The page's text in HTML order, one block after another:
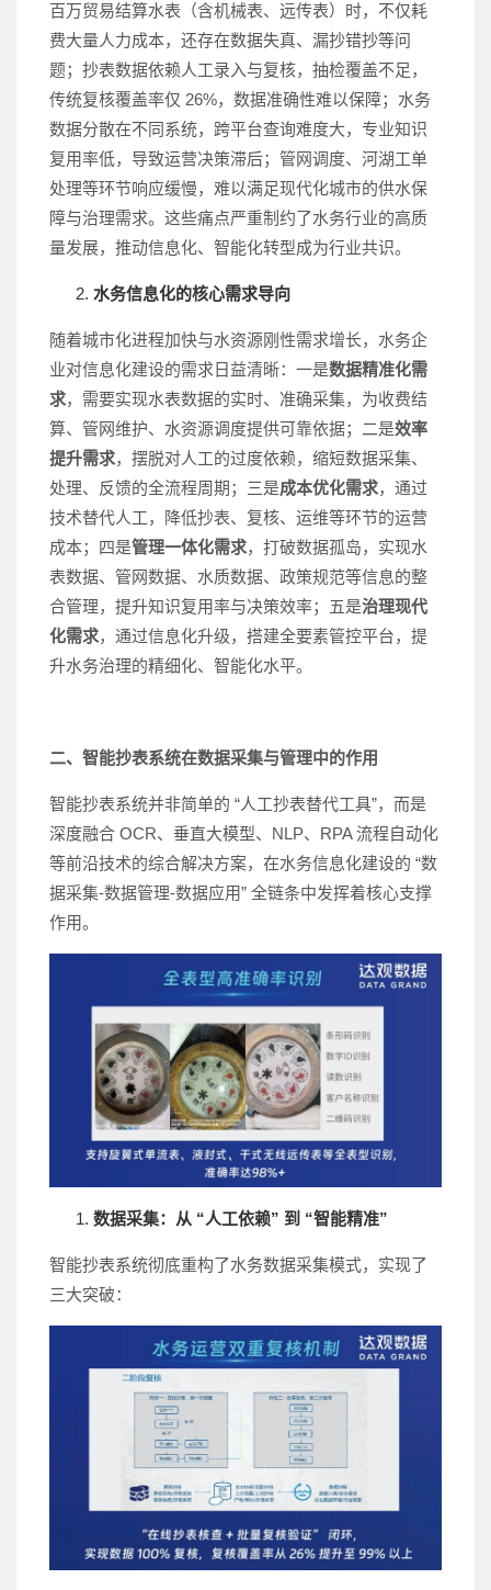
百万贸易结算水表（含机械表、远传表）时，不仅耗
费大量人力成本，还存在数据失真、漏抄错抄等问
题；抄表数据依赖人工录入与复核，抽检覆盖不足，
传统复核覆盖率仅 26%，数据准确性难以保障；水务
数据分散在不同系统，跨平台查询难度大，专业知识
复用率低，导致运营决策滞后；管网调度、河湖工单
处理等环节响应缓慢，难以满足现代化城市的供水保
障与治理需求。这些痛点严重制约了水务行业的高质
量发展，推动信息化、智能化转型成为行业共识。
水务信息化的核心需求导向
随着城市化进程加快与水资源刚性需求增长，水务企
业对信息化建设的需求日益清晰：一是数据精准化需
求，需要实现水表数据的实时、准确采集，为收费结
算、管网维护、水资源调度提供可靠依据；二是效率
提升需求，摆脱对人工的过度依赖，缩短数据采集、
处理、反馈的全流程周期；三是成本优化需求，通过
技术替代人工，降低抄表、复核、运维等环节的运营
成本；四是管理一体化需求，打破数据孤岛，实现水
表数据、管网数据、水质数据、政策规范等信息的整
合管理，提升知识复用率与决策效率；五是治理现代
化需求，通过信息化升级，搭建全要素管控平台，提
升水务治理的精细化、智能化水平。
二、智能抄表系统在数据采集与管理中的作用
智能抄表系统并非简单的 “人工抄表替代工具”，而是
深度融合 OCR、垂直大模型、NLP、RPA 流程自动化
等前沿技术的综合解决方案，在水务信息化建设的 “数
据采集-数据管理-数据应用” 全链条中发挥着核心支撑
作用。
数据采集：从 “人工依赖” 到 “智能精准”
智能抄表系统彻底重构了水务数据采集模式，实现了
三大突破：